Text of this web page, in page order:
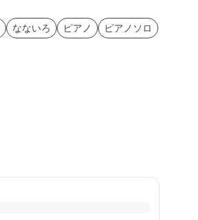
なないろ ピアノ
ピアノソロ